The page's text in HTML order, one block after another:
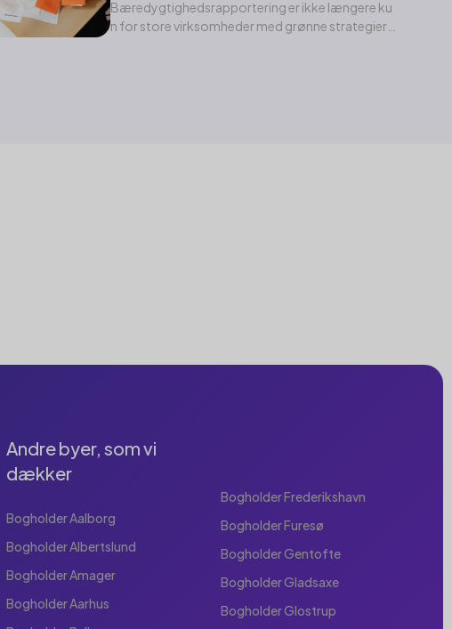
Bæredygtighedsrapportering er ikke længere ku
n for store virksomheder med grønne strategier –
Andre byer, som vi
dækker
Bogholder Aalborg
Bogholder Albertslund
Bogholder Amager
Bogholder Aarhus
Bogholder Frederikshavn
Bogholder Furesø
Bogholder Gentofte
Bogholder Gladsaxe
Bogholder Glostrup